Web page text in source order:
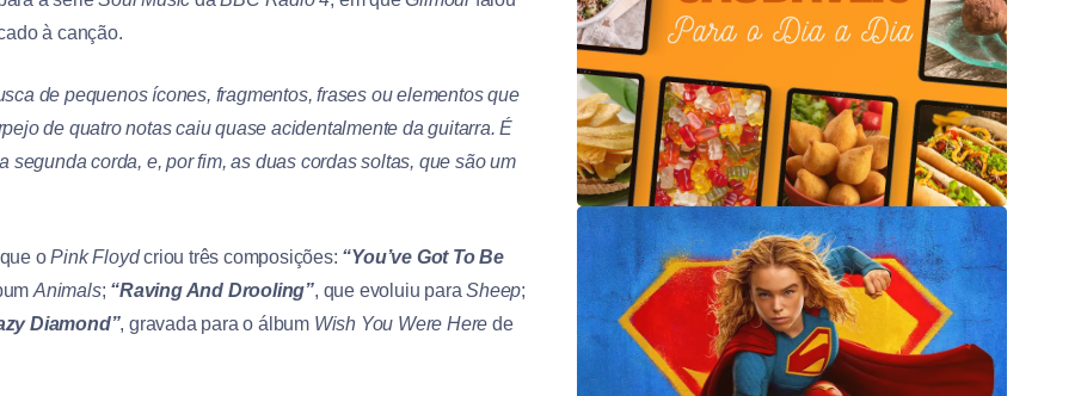
à canção.
de pequenos ícones, fragmentos, frases ou elementos que
de quatro notas caiu quase acidentalmente da guitarra. É
corda, e, por fim, as duas cordas soltas, que são um
oPink Floydcriou três composições: “You’ve Got To Be
Animals; “Raving And Drooling”, que evoluiu paraSheep;
Diamond”, gravada para o álbum Wish You Were Here de